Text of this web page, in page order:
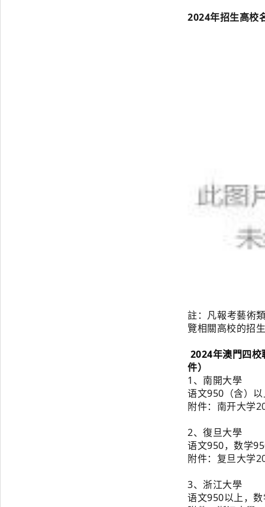
2024年招生高校
註：凡報考藝術
覽相關高校的招
2024年澳門四
件）
1、南開大學
语文950（含）
附件： 南开大学
2、復旦大學
语文950，数学
附件： 复旦大学
3、 浙江大學
语文950以上，